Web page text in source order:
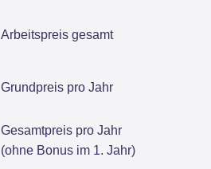
Arbeitspreis gesamt
Grundpreis pro Jahr
Gesamtpreis pro Jahr
(ohne Bonus im 1. Jahr)